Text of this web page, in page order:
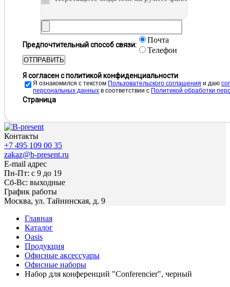
Предпочтительный способ связи:
Почта
Телефон
ОТПРАВИТЬ
Я согласен с политикой конфиденциальности
Я ознакомился с текстом Пользовательского соглашения и даю
персональных данных в соответствии с Политикой обработки
Страница
Контакты
+7 495 109 00 35
zakaz@b-present.ru
E-mail адрес
Пн-Пт: с 9 до 19
Сб-Вс: выходные
График работы
Москва, ул. Тайнинская, д. 9
Главная
Каталог
Oasis
Продукция
Офисные аксессуары
Офисные наборы
Набор для конференций "Conferencier", черный